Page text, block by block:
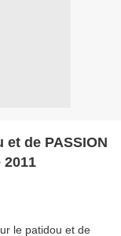
de PASSION
2011